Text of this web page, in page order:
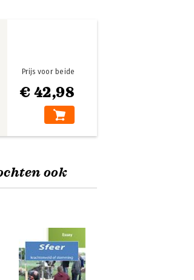
€ 42,98
Prijs voor beide
ook